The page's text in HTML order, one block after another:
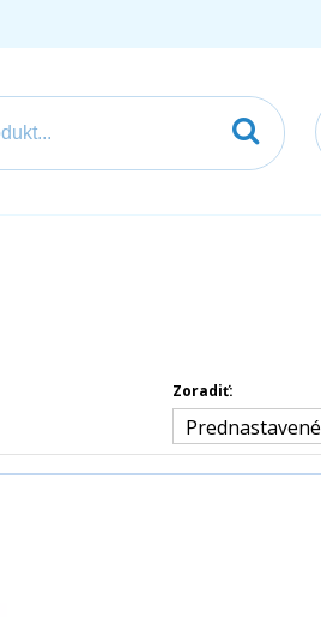
Zoradiť:
Prednastavené